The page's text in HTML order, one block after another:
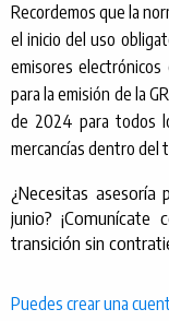
Recordemos que la
el inicio del uso
emisores electrónicos
para la emisión de la
de 2024 para todos
mercancías dentro del
¿Necesitas
junio? ¡Comunícate
transición sin
Puedes crear una